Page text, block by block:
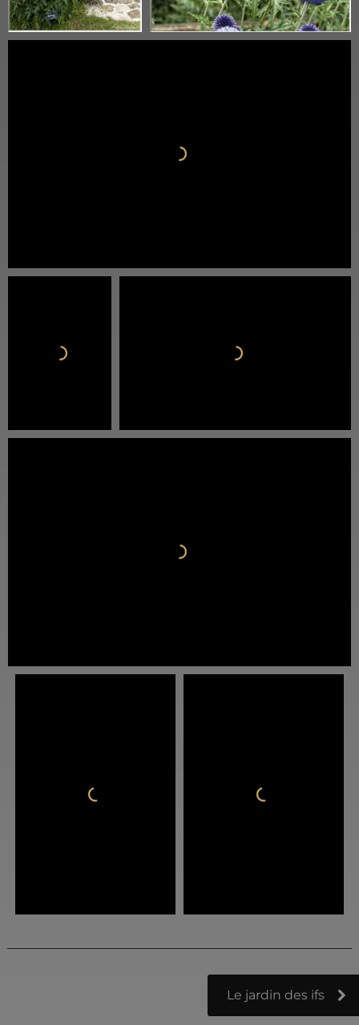
Le jardin des ifs